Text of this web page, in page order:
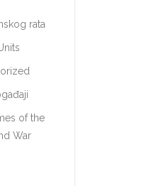
rata
of the
War